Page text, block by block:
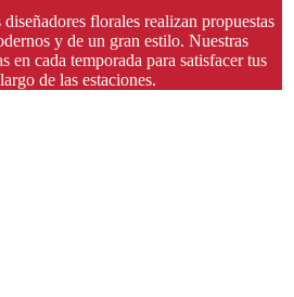
florales realizan propuestas
y de un gran estilo. Nuestras
en cada temporada para satisfacer tus
de las estaciones.